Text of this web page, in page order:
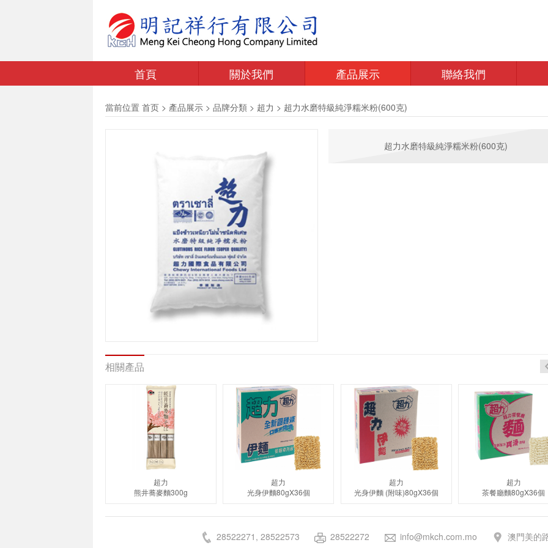
首頁 關於我們 產品展示 聯絡我們
當前位置 首页 > 產品展示 > 品牌分類 > 超力 > 超力水磨特級純淨糯米粉(600克)
超力水磨特級純淨糯米粉(600克)
相關產品
超力
熊井蕎麥麵300g
超力
光身伊麵80gX36個
超力
光身伊麵 (附味)80gX36個
超力
茶餐廳麵80gX36個
28522271, 28522573 28522272 info@mkch.com.mo 澳門美的